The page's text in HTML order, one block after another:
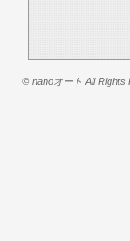
© nanoオート All Rights